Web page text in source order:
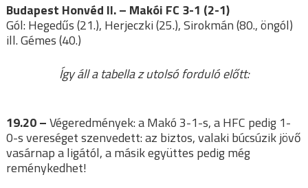
Budapest Honvéd II. – Makói FC 3-1 (2-1)
Gól: Hegedűs (21.), Herjeczki (25.), Sirokmán (80., öngól)
ill. Gémes (40.)
Így áll a tabella z utolsó forduló előtt:
19.20 –Végeredmények: a Makó 3-1-s, a HFC pedig 1-
0-s vereséget szenvedett: az biztos, valaki búcsúzik jövő
vasárnap a ligától, a másik együttes pedig még
reménykedhet!